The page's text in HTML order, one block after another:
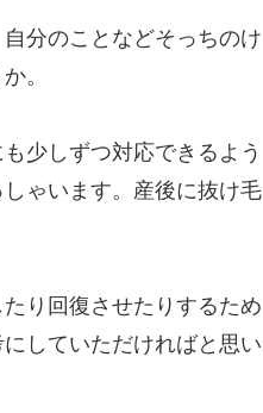
分のことなどそっちのけ
。
少しずつ対応できるよう
ゃいます。産後に抜け毛
り回復させたりするため
していただければと思い